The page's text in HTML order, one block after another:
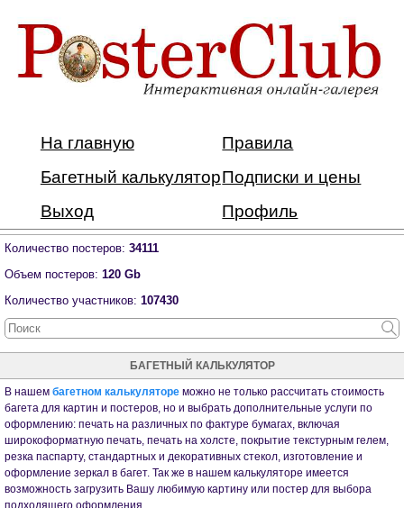
На главную
Правила
Багетный калькуляторПодписки и цены
Выход
Профиль
Количество постеров: 34111
Объем постеров: 120 Gb
Количество участников: 107430
БАГЕТНЫЙ КАЛЬКУЛЯТОР
В нашем багетном калькуляторе можно не только рассчитать стоимость
багета для картин и постеров, но и выбрать дополнительные услуги по
оформлению: печать на различных по фактуре бумагах, включая
широкоформатную печать, печать на холсте, покрытие текстурным гелем,
резка паспарту, стандартных и декоративных стекол, изготовление и
оформление зеркал в багет. Так же в нашем калькуляторе имеется
возможность загрузить Вашу любимую картину или постер для выбора
подходящего оформления.